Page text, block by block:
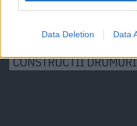
Data Deletion Data